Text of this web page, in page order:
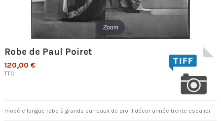
Zoom
Robe de Paul Poiret
120,00 €
TTC
modèle longue robe à grands carreaux de profil décor année trente escalier